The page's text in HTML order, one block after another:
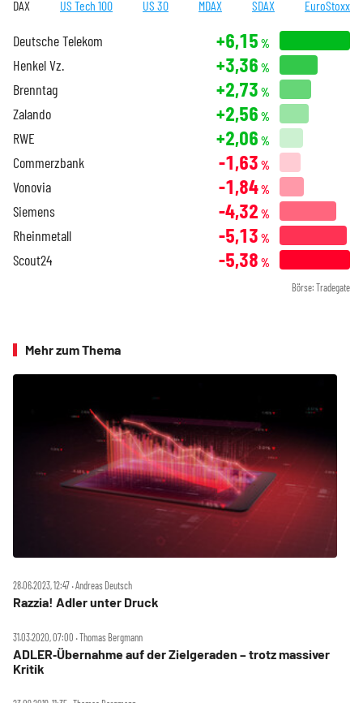
DAX US Tech 100 US 30 MDAX SDAX EuroStoxx
Deutsche Telekom +6,15 %
Henkel Vz. +3,36 %
Brenntag +2,73 %
Zalando +2,56 %
RWE +2,06 %
Commerzbank -1,63 %
Vonovia -1,84%
Siemens -4,32 %
Rheinmetall -5,13 %
Scout24 -5,38 %
Börse: Tradegate
Mehr zum Thema
28.06.2023, 12:47 ‧ Andreas Deutsch
Razzia! Adler unter Druck
31.03.2020, 07:00 ‧ Thomas Bergmann
ADLER‑Übernahme auf der Zielgeraden – trotz massiver
Kritik